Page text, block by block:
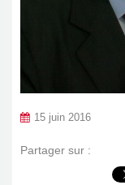
15 juin 2016
Partager sur :